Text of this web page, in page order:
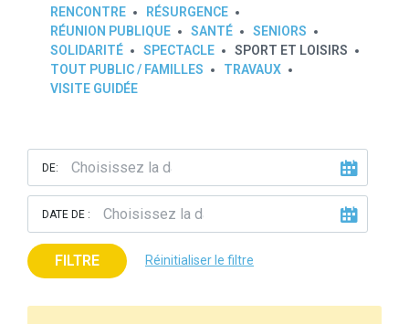
RENCONTRE
RÉSURGENCE
RÉUNION PUBLIQUE
SANTÉ
SENIORS
SOLIDARITÉ
SPECTACLE
SPORT ET LOISIRS
TOUT PUBLIC / FAMILLES
TRAVAUX
VISITE GUIDÉE
DE:
DATE DE :
FILTRE Réinitialiser le filtre